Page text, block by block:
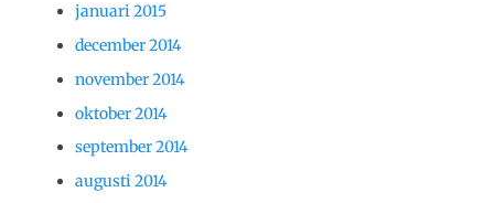
januari 2015
december 2014
november 2014
oktober 2014
september 2014
augusti 2014